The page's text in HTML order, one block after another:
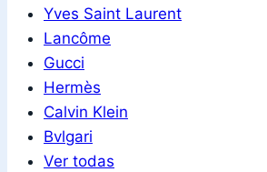
Yves Saint Laurent
Lancôme
Gucci
Hermès
Calvin Klein
Bvlgari
Ver todas